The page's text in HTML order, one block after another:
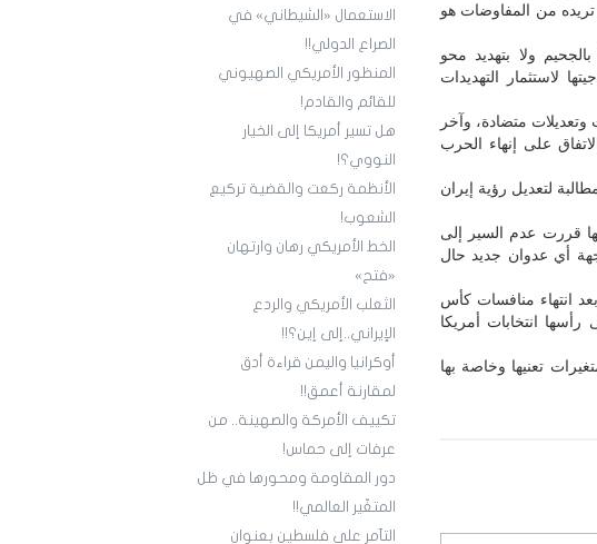
الاستعمال «الشيطاني» في
الصراع الدولي!!
المنظور الأمريكي الصهيوني
للقائم والقادم!
هل تسير أمريكا إلى الخيار
النووي؟!
الأنظمة ركعت والقضية تركيع
الشعوب!
الخط الأمريكي رهان وارتهان
«فتح»
الثعلب الأمريكي والردع
الإيراني..إلى إين؟!!
أوكرانيا واليمن قراءة أدق
لمقارنة أعمق!!
تكييف الأمركة والصهينة.. من
عرفات إلى حماس!
دور المقاومة ومحورها في ظل
المتغّير العالمي!!
التآمر على فلسطين بعنوان
تريده من المفاوضات هو
ولا بتهديد محو
لاستثمار التهديدات
متضادة، وآخر
على إنهاء الحرب
لتعديل رؤية إيران
قررت عدم السير إلى
أي عدوان جديد حال
انتهاء منافسات كأس
انتخابات أمريكا
تعنيها وخاصة بها